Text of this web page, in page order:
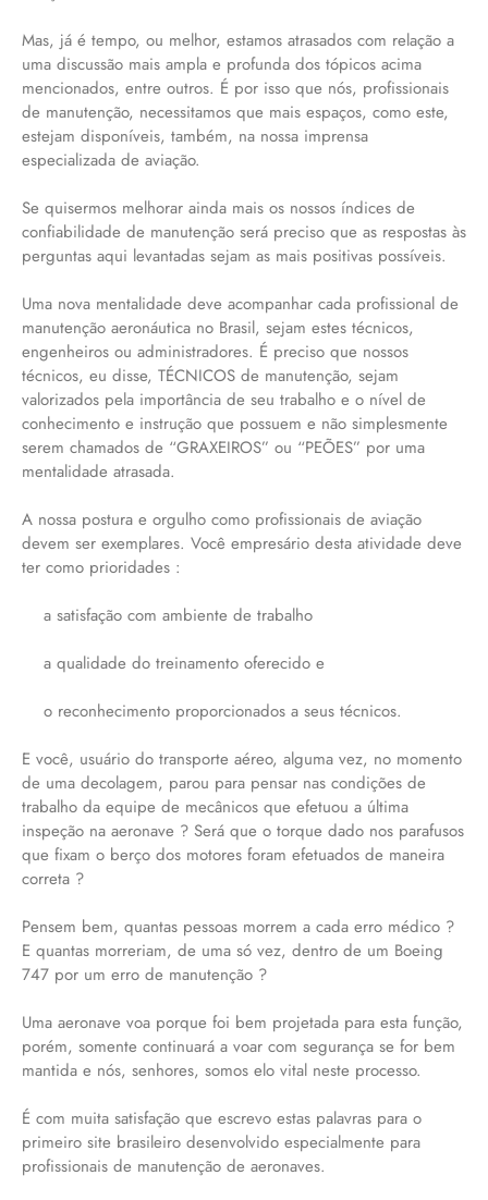
Mas, já é tempo, ou melhor, estamos atrasados com relação a
uma discussão mais ampla e profunda dos tópicos acima
mencionados, entre outros. É por isso que nós, profissionais
de manutenção, necessitamos que mais espaços, como este,
estejam disponíveis, também, na nossa imprensa
especializada de aviação.
Se quisermos melhorar ainda mais os nossos índices de
confiabilidade de manutenção será preciso que as respostas às
perguntas aqui levantadas sejam as mais positivas possíveis.
Uma nova mentalidade deve acompanhar cada profissional de
manutenção aeronáutica no Brasil, sejam estes técnicos,
engenheiros ou administradores. É preciso que nossos
técnicos, eu disse, TÉCNICOS de manutenção, sejam
valorizados pela importância de seu trabalho e o nível de
conhecimento e instrução que possuem e não simplesmente
serem chamados de “GRAXEIROS” ou “PEÕES” por uma
mentalidade atrasada.
A nossa postura e orgulho como profissionais de aviação
devem ser exemplares. Você empresário desta atividade deve
ter como prioridades :
a satisfação com ambiente de trabalho
a qualidade do treinamento oferecido e
o reconhecimento proporcionados a seus técnicos.
E você, usuário do transporte aéreo, alguma vez, no momento
de uma decolagem, parou para pensar nas condições de
trabalho da equipe de mecânicos que efetuou a última
inspeção na aeronave ? Será que o torque dado nos parafusos
que fixam o berço dos motores foram efetuados de maneira
correta ?
Pensem bem, quantas pessoas morrem a cada erro médico ?
E quantas morreriam, de uma só vez, dentro de um Boeing
747 por um erro de manutenção ?
Uma aeronave voa porque foi bem projetada para esta função,
porém, somente continuará a voar com segurança se for bem
mantida e nós, senhores, somos elo vital neste processo.
É com muita satisfação que escrevo estas palavras para o
primeiro site brasileiro desenvolvido especialmente para
profissionais de manutenção de aeronaves.